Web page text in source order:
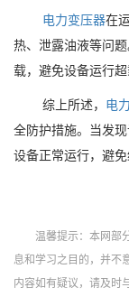
电力变压器在
热、泄露油液等问
载，避免设备运行超
综上所述， 电
全防护措施。当发
设备正常运行，避
温馨提示：本网部
息和学习之目的，并不
内容如有疑议，请及时